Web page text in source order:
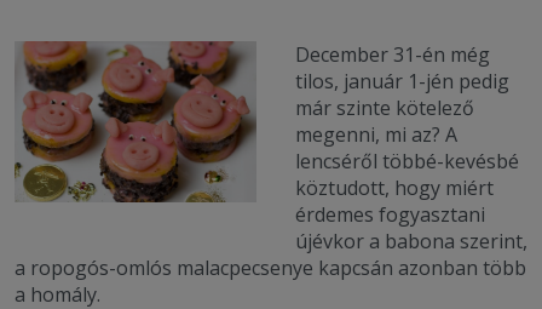
December 31-én még
tilos, január 1-jén pedig
már szinte kötelező
megenni, mi az? A
lencséről többé-kevésbé
köztudott, hogy miért
érdemes fogyasztani
újévkor a babona szerint,
a ropogós-omlós malacpecsenye kapcsán azonban több
a homály.